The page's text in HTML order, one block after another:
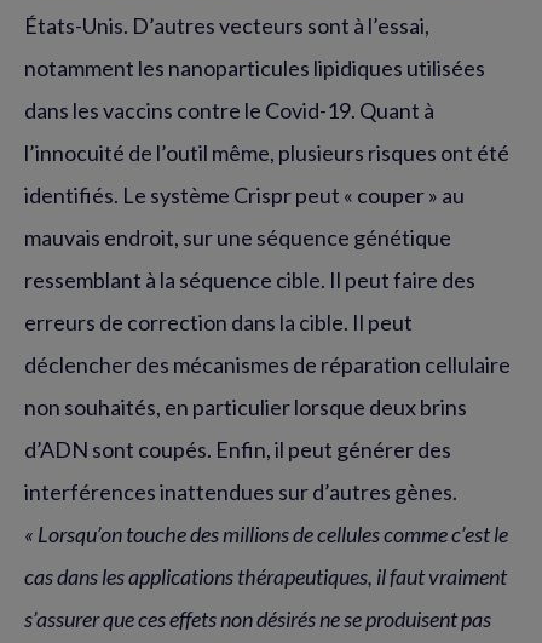
États-Unis. D’autres vecteurs sont à l’essai,
notamment les nanoparticules lipidiques utilisées
dans les vaccins contre le Covid-19. Quant à
l’innocuité de l’outil même, plusieurs risques ont été
identifiés. Le système Crispr peut « couper » au
mauvais endroit, sur une séquence génétique
ressemblant à la séquence cible. Il peut faire des
erreurs de correction dans la cible. Il peut
déclencher des mécanismes de réparation cellulaire
non souhaités, en particulier lorsque deux brins
d’ADN sont coupés. Enfin, il peut générer des
interférences inattendues sur d’autres gènes.
« Lorsqu’on touche des millions de cellules comme c’est le
cas dans les applications thérapeutiques, il faut vraiment
s’assurer que ces effets non désirés ne se produisent pas